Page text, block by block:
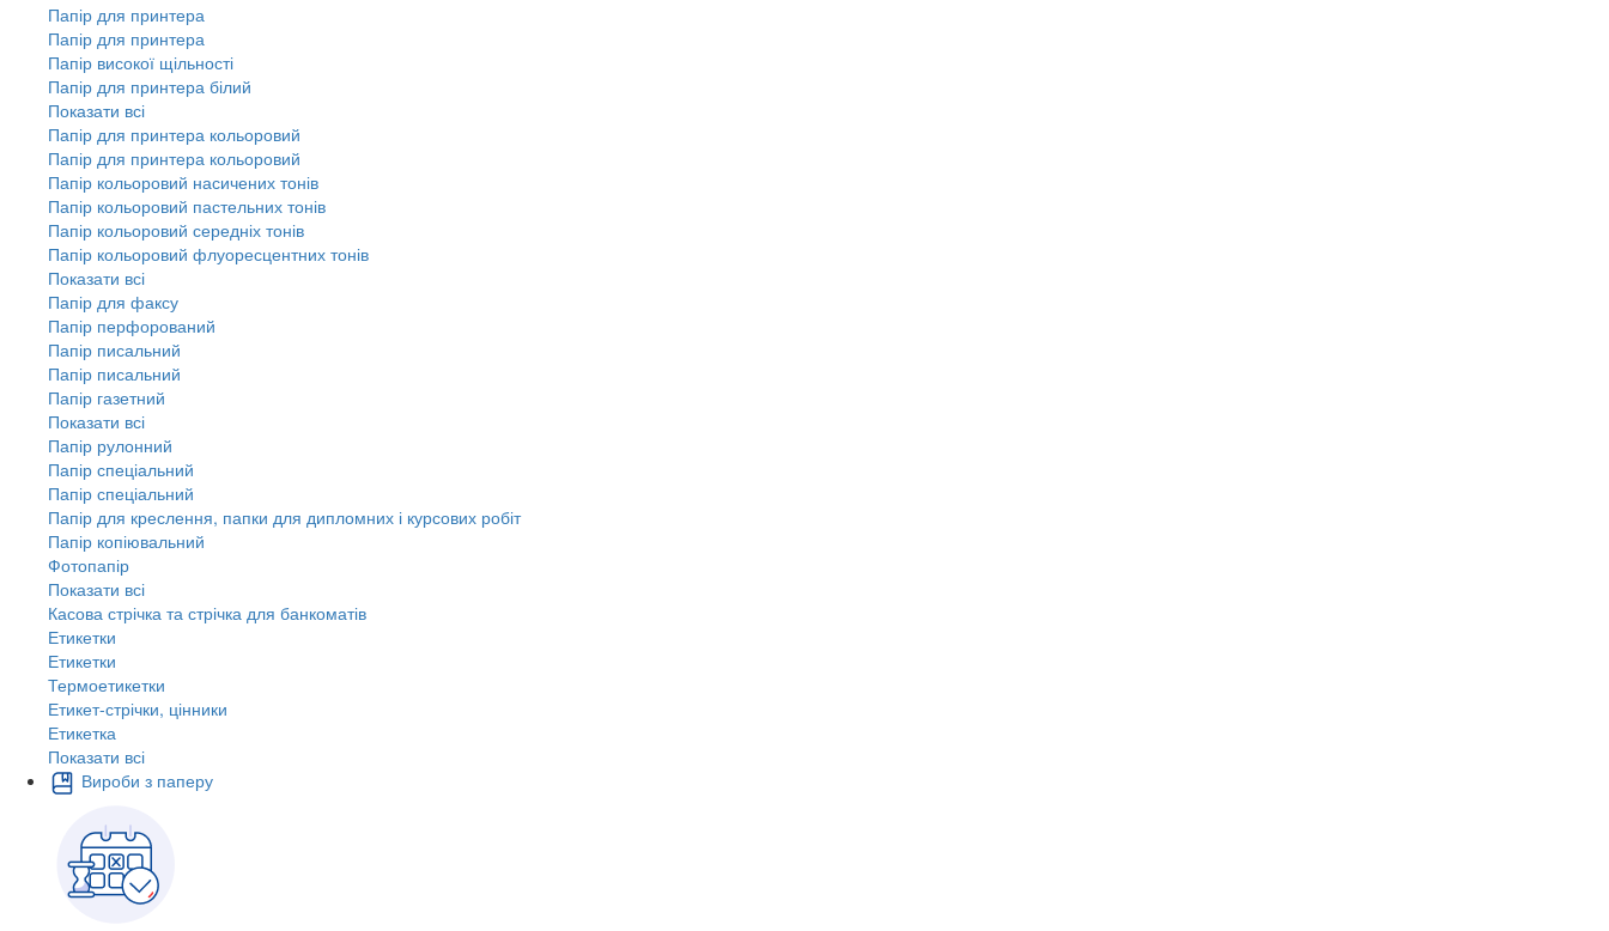
Папір для принтера
Папір для принтера
Папір високої щільності
Папір для принтера білий
Показати всі
Папір для принтера кольоровий
Папір для принтера кольоровий
Папір кольоровий насичених тонів
Папір кольоровий пастельних тонів
Папір кольоровий середніх тонів
Папір кольоровий флуоресцентних тонів
Показати всі
Папір для факсу
Папір перфорований
Папір писальний
Папір писальний
Папір газетний
Показати всі
Папір рулонний
Папір спеціальний
Папір спеціальний
Папір для креслення, папки для дипломних і курсових робіт
Папір копіювальний
Фотопапір
Показати всі
Касова стрічка та стрічка для банкоматів
Етикетки
Етикетки
Термоетикетки
Етикет-стрічки, цінники
Етикетка
Показати всі
Вироби з паперу